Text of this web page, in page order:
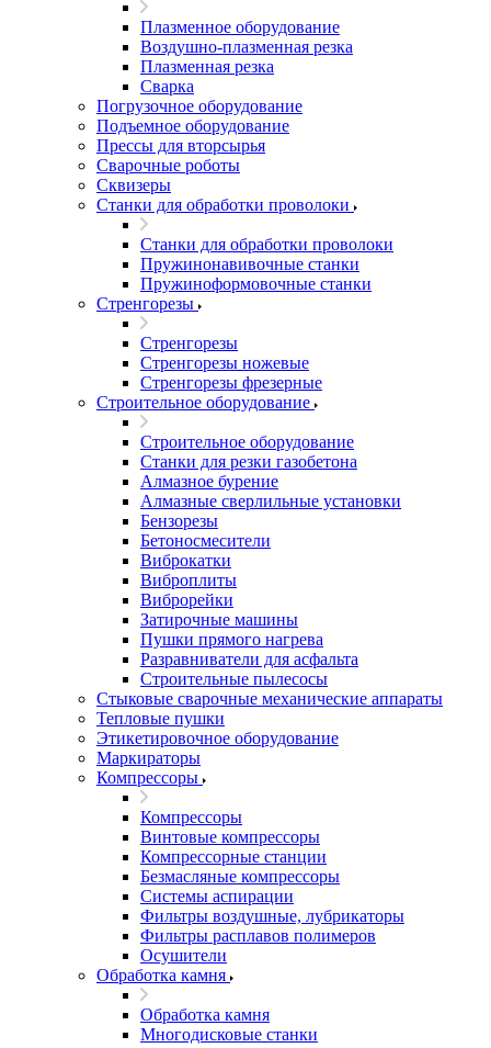
Плазменное оборудование
Воздушно-плазменная резка
Плазменная резка
Сварка
Погрузочное оборудование
Подъемное оборудование
Прессы для вторсырья
Сварочные роботы
Сквизеры
Станки для обработки проволоки
Станки для обработки проволоки
Пружинонавивочные станки
Пружиноформовочные станки
Стренгорезы
Стренгорезы
Стренгорезы ножевые
Стренгорезы фрезерные
Строительное оборудование
Строительное оборудование
Станки для резки газобетона
Алмазное бурение
Алмазные сверлильные установки
Бензорезы
Бетоносмесители
Виброкатки
Виброплиты
Виброрейки
Затирочные машины
Пушки прямого нагрева
Разравниватели для асфальта
Строительные пылесосы
Стыковые сварочные механические аппараты
Тепловые пушки
Этикетировочное оборудование
Маркираторы
Компрессоры
Компрессоры
Винтовые компрессоры
Компрессорные станции
Безмасляные компрессоры
Системы аспирации
Фильтры воздушные, лубрикаторы
Фильтры расплавов полимеров
Осушители
Обработка камня
Обработка камня
Многодисковые станки